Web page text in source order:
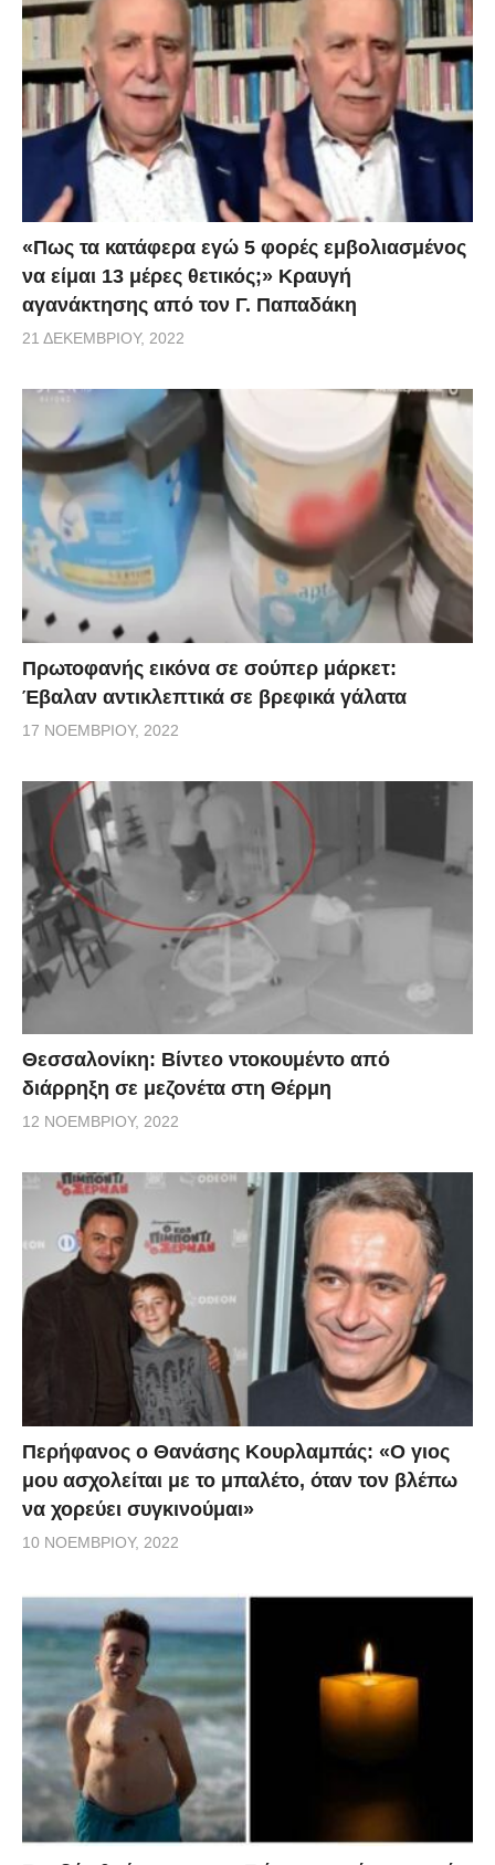
«Πως τα κατάφερα εγώ 5 φορές εμβoλιασμένος
να είμαι 13 μέρες θετικός;» Κραυγή
αγανάκτησης από τον Γ. Παπαδάκη
21 ΔΕΚΕΜΒΡΊΟΥ, 2022
Πρωτοφανής εικόνα σε σούπερ μάρκετ:
Έβαλαν αντικλεπτικά σε βρεφικά γάλατα
17 ΝΟΕΜΒΡΊΟΥ, 2022
Θεσσαλονίκη: Βίντεο ντοκουμέντο από
διάρρηξη σε μεζονέτα στη Θέρμη
12 ΝΟΕΜΒΡΊΟΥ, 2022
Περήφανος ο Θανάσης Κουρλαμπάς: «Ο γιος
μου ασχολείται με το μπαλέτο, όταν τον βλέπω
να χορεύει συγκινούμαι»
10 ΝΟΕΜΒΡΊΟΥ, 2022